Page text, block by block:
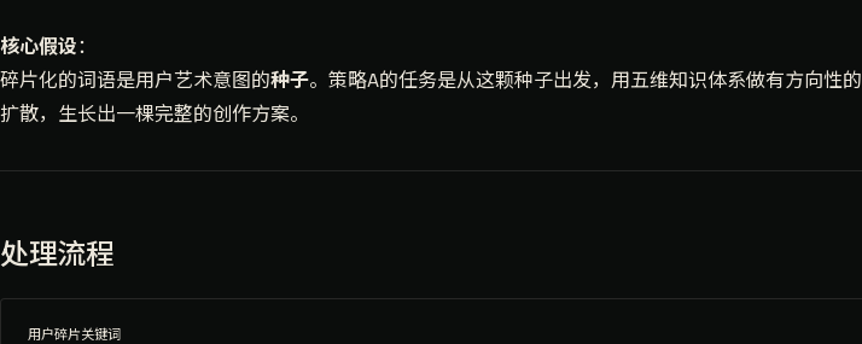
核心假设：
碎片化的词语是用户艺术意图的种子。策略A的任务是从这颗种子出发，用五维知识体系做有方向性的
扩散，生长出一棵完整的创作方案。
处理流程
用户碎片关键词